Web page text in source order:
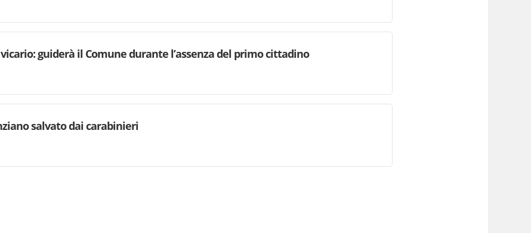
guiderà il Comune durante l’assenza del primo cittadino
salvato dai carabinieri